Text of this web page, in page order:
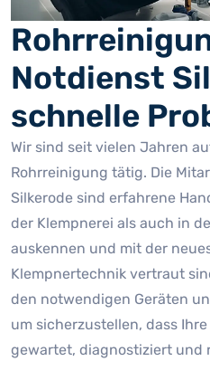
Notdienst
schnelle
Wir sind seit vielen Jahren
Rohrreinigung tätig. Die
Silkerode sind erfahrene
der Klempnerei als auch in
auskennen und mit der
Klempnertechnik vertraut
den notwendigen Geräten
um sicherzustellen, dass
gewartet, diagnostiziert und